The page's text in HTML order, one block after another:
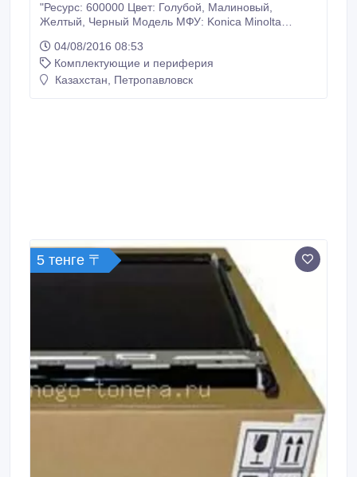
"Ресурс: 600000 Цвет: Голубой, Малиновый,
Желтый, Черный Модель МФУ: Konica Minolta
код: A4FJR70422 У нас: Только оригинальные
расходные материалы. 100% гарантия качества
товара. Заходите на наш сайт много-тонера точка
04/08/2016 08:53
Комплектующие и периферия
Казахстан, Петропавловск
5 тенге 〒